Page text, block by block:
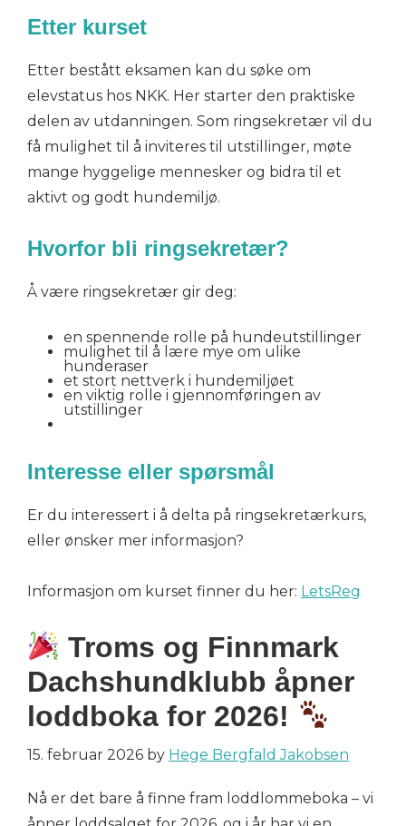
Etter kurset
Etter bestått eksamen kan du søke om
elevstatus hos NKK. Her starter den praktiske
delen av utdanningen. Som ringsekretær vil du
få mulighet til å inviteres til utstillinger, møte
mange hyggelige mennesker og bidra til et
aktivt og godt hundemiljø.
Hvorfor bli ringsekretær?
Å være ringsekretær gir deg:
en spennende rolle på hundeutstillinger
mulighet til å lære mye om ulike
hunderaser
et stort nettverk i hundemiljøet
en viktig rolle i gjennomføringen av
utstillinger
Interesse eller spørsmål
Er du interessert i å delta på ringsekretærkurs,
eller ønsker mer informasjon?
Informasjon om kurset finner du her: LetsReg
Troms og Finnmark
Dachshundklubb åpner
loddboka for 2026!
15. februar 2026 by Hege Bergfald Jakobsen
Nå er det bare å finne fram loddlommeboka – vi